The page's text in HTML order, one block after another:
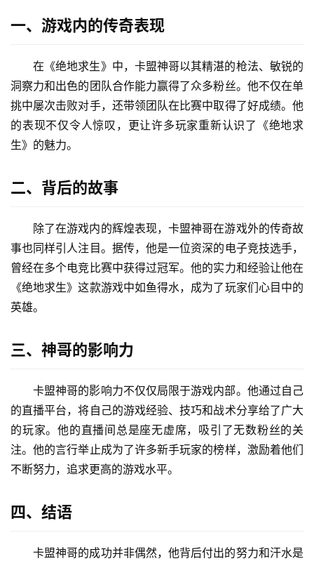
一、游戏内的传奇表现
在《绝地求生》中，卡盟神哥以其精湛的枪法、敏锐的
洞察力和出色的团队合作能力赢得了众多粉丝。他不仅在单
挑中屡次击败对手，还带领团队在比赛中取得了好成绩。他
的表现不仅令人惊叹，更让许多玩家重新认识了《绝地求
生》的魅力。
二、背后的故事
除了在游戏内的辉煌表现，卡盟神哥在游戏外的传奇故
事也同样引人注目。据传，他是一位资深的电子竞技选手，
曾经在多个电竞比赛中获得过冠军。他的实力和经验让他在
《绝地求生》这款游戏中如鱼得水，成为了玩家们心目中的
英雄。
三、神哥的影响力
卡盟神哥的影响力不仅仅局限于游戏内部。他通过自己
的直播平台，将自己的游戏经验、技巧和战术分享给了广大
的玩家。他的直播间总是座无虚席，吸引了无数粉丝的关
注。他的言行举止成为了许多新手玩家的榜样，激励着他们
不断努力，追求更高的游戏水平。
四、结语
卡盟神哥的成功并非偶然，他背后付出的努力和汗水是